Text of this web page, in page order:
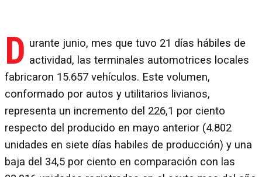
D urante junio, mes que tuvo 21 días hábiles de
actividad, las terminales automotrices locales
fabricaron 15.657 vehículos. Este volumen,
conformado por autos y utilitarios livianos,
representa un incremento del 226,1 por ciento
respecto del producido en mayo anterior (4.802
unidades en siete días habiles de producción) y una
baja del 34,5 por ciento en comparación con las